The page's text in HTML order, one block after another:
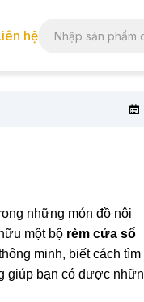
hệ
những món đồ nội
một bộ rèm cửa sổ
minh, biết cách tìm
giúp bạn có được